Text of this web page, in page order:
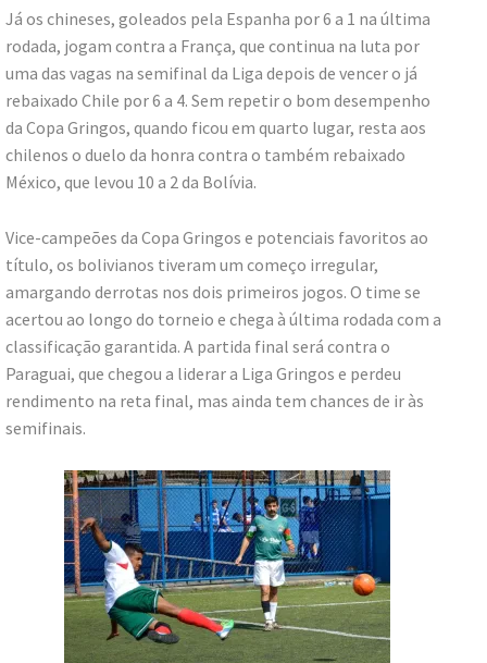
Já os chineses, goleados pela Espanha por 6 a 1 na última
rodada, jogam contra a França, que continua na luta por
uma das vagas na semifinal da Liga depois de vencer o já
rebaixado Chile por 6 a 4. Sem repetir o bom desempenho
da Copa Gringos, quando ficou em quarto lugar, resta aos
chilenos o duelo da honra contra o também rebaixado
México, que levou 10 a 2 da Bolívia.
Vice-campeões da Copa Gringos e potenciais favoritos ao
título, os bolivianos tiveram um começo irregular,
amargando derrotas nos dois primeiros jogos. O time se
acertou ao longo do torneio e chega à última rodada com a
classificação garantida. A partida final será contra o
Paraguai, que chegou a liderar a Liga Gringos e perdeu
rendimento na reta final, mas ainda tem chances de ir às
semifinais.